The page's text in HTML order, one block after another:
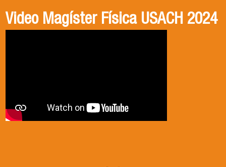
Video Magíster Física USACH 2024
Video Doctorado Física USACH